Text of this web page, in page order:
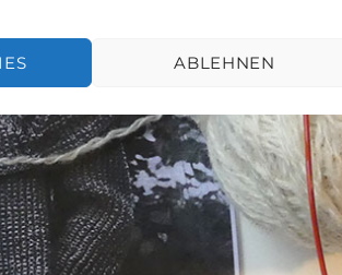
ABLEHNEN